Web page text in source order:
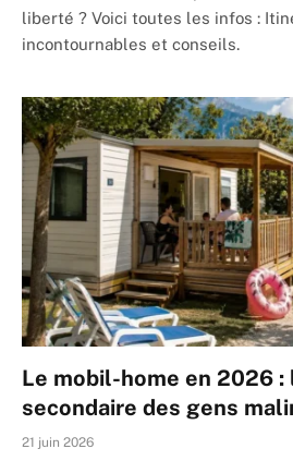
liberté ? Voici toutes les infos :
incontournables et conseils.
Le mobil-home en 2026 :
secondaire des gens
21 juin 2026